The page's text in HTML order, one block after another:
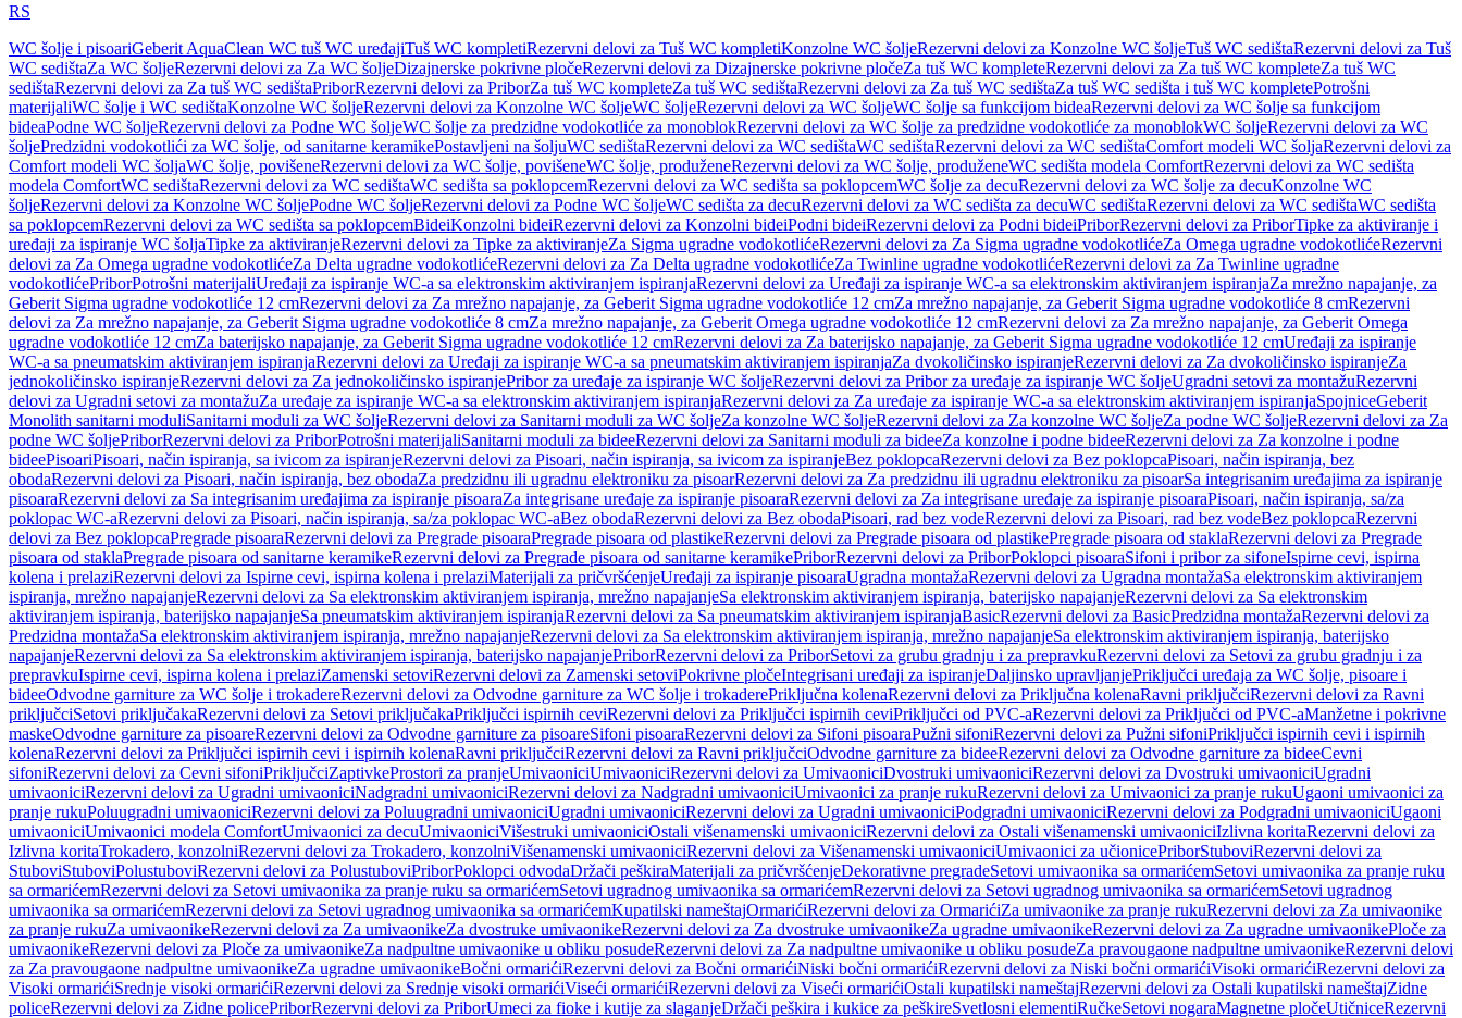
RS
WC šolje i pisoariGeberit AquaClean WC tuš WC uređajiTuš WC kompletiRezervni delovi za Tuš WC kompletiKonzolne WC šoljeRezervni delovi za Konzolne WC šoljeTuš WC sedištaRezervni delovi za Tuš
WC sedištaZa WC šoljeRezervni delovi za Za WC šoljeDizajnerske pokrivne pločeRezervni delovi za Dizajnerske pokrivne pločeZa tuš WC kompleteRezervni delovi za Za tuš WC kompleteZa tuš WC
sedištaRezervni delovi za Za tuš WC sedištaPriborRezervni delovi za PriborZa tuš WC kompleteZa tuš WC sedištaRezervni delovi za Za tuš WC sedištaZa tuš WC sedišta i tuš WC kompletePotrošni
materijaliWC šolje i WC sedištaKonzolne WC šoljeRezervni delovi za Konzolne WC šoljeWC šoljeRezervni delovi za WC šoljeWC šolje sa funkcijom bideaRezervni delovi za WC šolje sa funkcijom
bideaPodne WC šoljeRezervni delovi za Podne WC šoljeWC šolje za predzidne vodokotliće za monoblokRezervni delovi za WC šolje za predzidne vodokotliće za monoblokWC šoljeRezervni delovi za WC
šoljePredzidni vodokotlići za WC šolje, od sanitarne keramikePostavljeni na šoljuWC sedištaRezervni delovi za WC sedištaWC sedištaRezervni delovi za WC sedištaComfort modeli WC šoljaRezervni delovi za
Comfort modeli WC šoljaWC šolje, povišeneRezervni delovi za WC šolje, povišeneWC šolje, produženeRezervni delovi za WC šolje, produženeWC sedišta modela ComfortRezervni delovi za WC sedišta
modela ComfortWC sedištaRezervni delovi za WC sedištaWC sedišta sa poklopcemRezervni delovi za WC sedišta sa poklopcemWC šolje za decuRezervni delovi za WC šolje za decuKonzolne WC
šoljeRezervni delovi za Konzolne WC šoljePodne WC šoljeRezervni delovi za Podne WC šoljeWC sedišta za decuRezervni delovi za WC sedišta za decuWC sedištaRezervni delovi za WC sedištaWC sedišta
sa poklopcemRezervni delovi za WC sedišta sa poklopcemBideiKonzolni bideiRezervni delovi za Konzolni bideiPodni bideiRezervni delovi za Podni bideiPriborRezervni delovi za PriborTipke za aktiviranje i
uređaji za ispiranje WC šoljaTipke za aktiviranjeRezervni delovi za Tipke za aktiviranjeZa Sigma ugradne vodokotlićeRezervni delovi za Za Sigma ugradne vodokotlićeZa Omega ugradne vodokotlićeRezervni
delovi za Za Omega ugradne vodokotlićeZa Delta ugradne vodokotlićeRezervni delovi za Za Delta ugradne vodokotlićeZa Twinline ugradne vodokotlićeRezervni delovi za Za Twinline ugradne
vodokotlićePriborPotrošni materijaliUređaji za ispiranje WC-a sa elektronskim aktiviranjem ispiranjaRezervni delovi za Uređaji za ispiranje WC-a sa elektronskim aktiviranjem ispiranjaZa mrežno napajanje, za
Geberit Sigma ugradne vodokotliće 12 cmRezervni delovi za Za mrežno napajanje, za Geberit Sigma ugradne vodokotliće 12 cmZa mrežno napajanje, za Geberit Sigma ugradne vodokotliće 8 cmRezervni
delovi za Za mrežno napajanje, za Geberit Sigma ugradne vodokotliće 8 cmZa mrežno napajanje, za Geberit Omega ugradne vodokotliće 12 cmRezervni delovi za Za mrežno napajanje, za Geberit Omega
ugradne vodokotliće 12 cmZa baterijsko napajanje, za Geberit Sigma ugradne vodokotliće 12 cmRezervni delovi za Za baterijsko napajanje, za Geberit Sigma ugradne vodokotliće 12 cmUređaji za ispiranje
WC-a sa pneumatskim aktiviranjem ispiranjaRezervni delovi za Uređaji za ispiranje WC-a sa pneumatskim aktiviranjem ispiranjaZa dvokoličinsko ispiranjeRezervni delovi za Za dvokoličinsko ispiranjeZa
jednokoličinsko ispiranjeRezervni delovi za Za jednokoličinsko ispiranjePribor za uređaje za ispiranje WC šoljeRezervni delovi za Pribor za uređaje za ispiranje WC šoljeUgradni setovi za montažuRezervni
delovi za Ugradni setovi za montažuZa uređaje za ispiranje WC-a sa elektronskim aktiviranjem ispiranjaRezervni delovi za Za uređaje za ispiranje WC-a sa elektronskim aktiviranjem ispiranjaSpojniceGeberit
Monolith sanitarni moduliSanitarni moduli za WC šoljeRezervni delovi za Sanitarni moduli za WC šoljeZa konzolne WC šoljeRezervni delovi za Za konzolne WC šoljeZa podne WC šoljeRezervni delovi za Za
podne WC šoljePriborRezervni delovi za PriborPotrošni materijaliSanitarni moduli za bideeRezervni delovi za Sanitarni moduli za bideeZa konzolne i podne bideeRezervni delovi za Za konzolne i podne
bideePisoariPisoari, način ispiranja, sa ivicom za ispiranjeRezervni delovi za Pisoari, način ispiranja, sa ivicom za ispiranjeBez poklopcaRezervni delovi za Bez poklopcaPisoari, način ispiranja, bez
obodaRezervni delovi za Pisoari, način ispiranja, bez obodaZa predzidnu ili ugradnu elektroniku za pisoarRezervni delovi za Za predzidnu ili ugradnu elektroniku za pisoarSa integrisanim uređajima za ispiranje
pisoaraRezervni delovi za Sa integrisanim uređajima za ispiranje pisoaraZa integrisane uređaje za ispiranje pisoaraRezervni delovi za Za integrisane uređaje za ispiranje pisoaraPisoari, način ispiranja, sa/za
poklopac WC-aRezervni delovi za Pisoari, način ispiranja, sa/za poklopac WC-aBez obodaRezervni delovi za Bez obodaPisoari, rad bez vodeRezervni delovi za Pisoari, rad bez vodeBez poklopcaRezervni
delovi za Bez poklopcaPregrade pisoaraRezervni delovi za Pregrade pisoaraPregrade pisoara od plastikeRezervni delovi za Pregrade pisoara od plastikePregrade pisoara od staklaRezervni delovi za Pregrade
pisoara od staklaPregrade pisoara od sanitarne keramikeRezervni delovi za Pregrade pisoara od sanitarne keramikePriborRezervni delovi za PriborPoklopci pisoaraSifoni i pribor za sifoneIspirne cevi, ispirna
kolena i prelaziRezervni delovi za Ispirne cevi, ispirna kolena i prelaziMaterijali za pričvršćenjeUređaji za ispiranje pisoaraUgradna montažaRezervni delovi za Ugradna montažaSa elektronskim aktiviranjem
ispiranja, mrežno napajanjeRezervni delovi za Sa elektronskim aktiviranjem ispiranja, mrežno napajanjeSa elektronskim aktiviranjem ispiranja, baterijsko napajanjeRezervni delovi za Sa elektronskim
aktiviranjem ispiranja, baterijsko napajanjeSa pneumatskim aktiviranjem ispiranjaRezervni delovi za Sa pneumatskim aktiviranjem ispiranjaBasicRezervni delovi za BasicPredzidna montažaRezervni delovi za
Predzidna montažaSa elektronskim aktiviranjem ispiranja, mrežno napajanjeRezervni delovi za Sa elektronskim aktiviranjem ispiranja, mrežno napajanjeSa elektronskim aktiviranjem ispiranja, baterijsko
napajanjeRezervni delovi za Sa elektronskim aktiviranjem ispiranja, baterijsko napajanjePriborRezervni delovi za PriborSetovi za grubu gradnju i za prepravkuRezervni delovi za Setovi za grubu gradnju i za
prepravkuIspirne cevi, ispirna kolena i prelaziZamenski setoviRezervni delovi za Zamenski setoviPokrivne pločeIntegrisani uređaji za ispiranjeDaljinsko upravljanjePriključci uređaja za WC šolje, pisoare i
bideeOdvodne garniture za WC šolje i trokadereRezervni delovi za Odvodne garniture za WC šolje i trokaderePriključna kolenaRezervni delovi za Priključna kolenaRavni priključciRezervni delovi za Ravni
priključciSetovi priključakaRezervni delovi za Setovi priključakaPriključci ispirnih ceviRezervni delovi za Priključci ispirnih ceviPriključci od PVC-aRezervni delovi za Priključci od PVC-aManžetne i pokrivne
maskeOdvodne garniture za pisoareRezervni delovi za Odvodne garniture za pisoareSifoni pisoaraRezervni delovi za Sifoni pisoaraPužni sifoniRezervni delovi za Pužni sifoniPriključci ispirnih cevi i ispirnih
kolenaRezervni delovi za Priključci ispirnih cevi i ispirnih kolenaRavni priključciRezervni delovi za Ravni priključciOdvodne garniture za bideeRezervni delovi za Odvodne garniture za bideeCevni
sifoniRezervni delovi za Cevni sifoniPriključciZaptivkeProstori za pranjeUmivaoniciUmivaoniciRezervni delovi za UmivaoniciDvostruki umivaoniciRezervni delovi za Dvostruki umivaoniciUgradni
umivaoniciRezervni delovi za Ugradni umivaoniciNadgradni umivaoniciRezervni delovi za Nadgradni umivaoniciUmivaonici za pranje rukuRezervni delovi za Umivaonici za pranje rukuUgaoni umivaonici za
pranje rukuPoluugradni umivaoniciRezervni delovi za Poluugradni umivaoniciUgradni umivaoniciRezervni delovi za Ugradni umivaoniciPodgradni umivaoniciRezervni delovi za Podgradni umivaoniciUgaoni
umivaoniciUmivaonici modela ComfortUmivaonici za decuUmivaoniciVišestruki umivaoniciOstali višenamenski umivaoniciRezervni delovi za Ostali višenamenski umivaoniciIzlivna koritaRezervni delovi za
Izlivna koritaTrokadero, konzolniRezervni delovi za Trokadero, konzolniVišenamenski umivaoniciRezervni delovi za Višenamenski umivaoniciUmivaonici za učionicePriborStuboviRezervni delovi za
StuboviStuboviPolustuboviRezervni delovi za PolustuboviPriborPoklopci odvodaDržači peškiraMaterijali za pričvršćenjeDekorativne pregradeSetovi umivaonika sa ormarićemSetovi umivaonika za pranje ruku
sa ormarićemRezervni delovi za Setovi umivaonika za pranje ruku sa ormarićemSetovi ugradnog umivaonika sa ormarićemRezervni delovi za Setovi ugradnog umivaonika sa ormarićemSetovi ugradnog
umivaonika sa ormarićemRezervni delovi za Setovi ugradnog umivaonika sa ormarićemKupatilski nameštajOrmarićiRezervni delovi za OrmarićiZa umivaonike za pranje rukuRezervni delovi za Za umivaonike
za pranje rukuZa umivaonikeRezervni delovi za Za umivaonikeZa dvostruke umivaonikeRezervni delovi za Za dvostruke umivaonikeZa ugradne umivaonikeRezervni delovi za Za ugradne umivaonikePloče za
umivaonikeRezervni delovi za Ploče za umivaonikeZa nadpultne umivaonike u obliku posudeRezervni delovi za Za nadpultne umivaonike u obliku posudeZa pravougaone nadpultne umivaonikeRezervni delovi
za Za pravougaone nadpultne umivaonikeZa ugradne umivaonikeBočni ormarićiRezervni delovi za Bočni ormarićiNiski bočni ormarićiRezervni delovi za Niski bočni ormarićiVisoki ormarićiRezervni delovi za
Visoki ormarićiSrednje visoki ormarićiRezervni delovi za Srednje visoki ormarićiViseći ormarićiRezervni delovi za Viseći ormarićiOstali kupatilski nameštajRezervni delovi za Ostali kupatilski nameštajZidne
policeRezervni delovi za Zidne policePriborRezervni delovi za PriborUmeci za fioke i kutije za slaganjeDržači peškira i kukice za peškireSvetlosni elementiRučkeSetovi nogaraMagnetne pločeUtičniceRezervni